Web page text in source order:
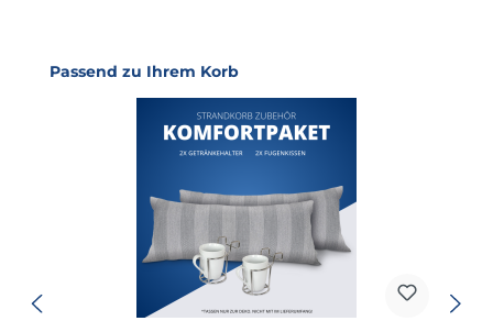
Produktgalerie überspringen
Passend zu Ihrem Korb